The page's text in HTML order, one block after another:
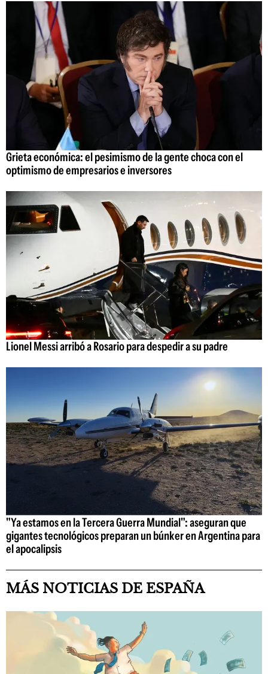
Grieta económica: el pesimismo de la gente choca con el
optimismo de empresarios e inversores
Lionel Messi arribó a Rosario para despedir a su padre
"Ya estamos en la Tercera Guerra Mundial": aseguran que
gigantes tecnológicos preparan un búnker en Argentina para
el apocalipsis
MÁS NOTICIAS DE ESPAÑA